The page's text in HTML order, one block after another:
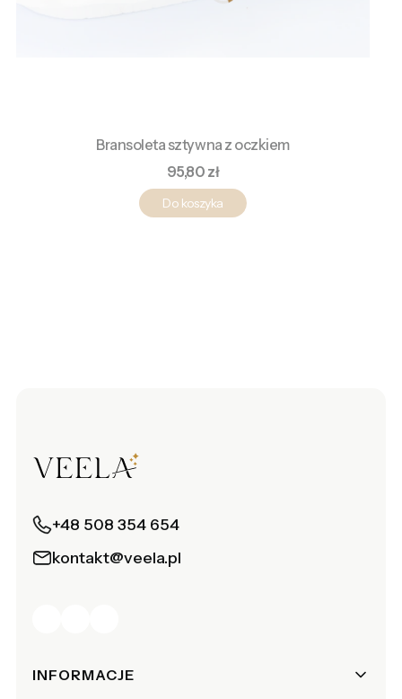
Bransoleta sztywna z oczkiem
Cena
95,80 zł
Do koszyka
+48 508 354 654
kontakt@veela.pl
Linki w stopce
INFORMACJE